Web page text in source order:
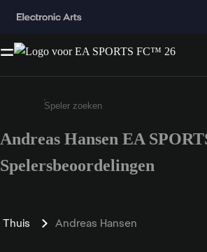
Enter a minimum of 3
Andreas Hansen EA
Spelersbeoordelingen
Thuis Andreas Hansen